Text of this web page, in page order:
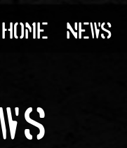
HOME NEWS